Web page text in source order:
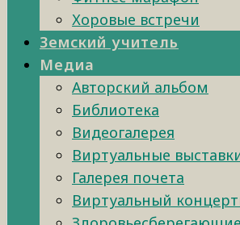
Хоровые встречи
Земский учитель
Медиа
Авторский альбом
Библиотека
Видеогалерея
Виртуальные
Галерея почета
Виртуальный